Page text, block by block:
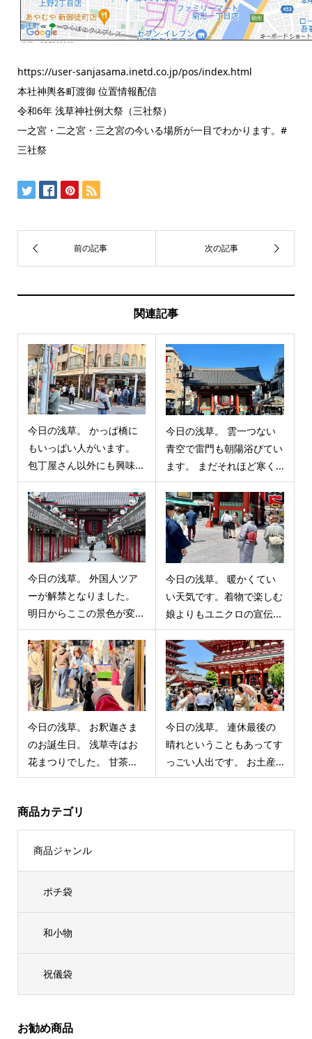
https://user-sanjasama.inetd.co.jp/pos/index.html
本社神輿各町渡御 位置情報配信
令和6年 浅草神社例大祭（三社祭）
一之宮・二之宮・三之宮の今いる場所が一目でわかります。#
三社祭
関連記事
今日の浅草。 かっぱ橋に
もいっぱい人がいます。
包丁屋さん以外にも興味...
今日の浅草。 雲一つない
青空で雷門も朝陽浴びてい
ます。 まだそれほど寒く...
今日の浅草。 外国人ツア
ーが解禁となりました。
明日からここの景色が変...
今日の浅草。 暖かくてい
い天気です。着物で楽しむ
娘よりもユニクロの宣伝...
今日の浅草。 お釈迦さま
のお誕生日。 浅草寺はお
花まつりでした。 甘茶...
今日の浅草。 連休最後の
晴れということもあってす
っごい人出です。 お土産...
商品カテゴリ
商品ジャンル
ポチ袋
和小物
祝儀袋
お勧め商品